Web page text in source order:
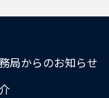
局からのお知らせ